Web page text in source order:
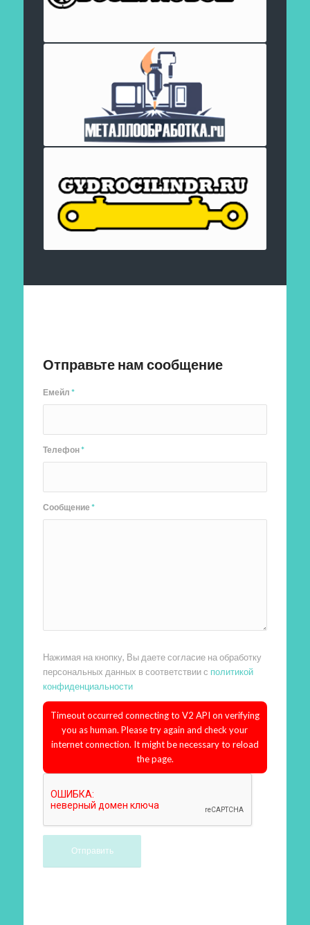
Отправьте нам сообщение
Емейл*
Телефон*
Сообщение*
Нажимая на кнопку, Вы даете согласие на обработку
персональных данных в соответствии с политикой
конфиденциальности
Timeout occurred connecting to V2 API on verifying
you as human. Please try again and check your
internet connection. It might be necessary to reload
the page.